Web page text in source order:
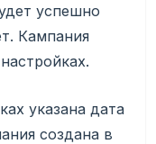
успешно
Кампания
указана дата
создана в